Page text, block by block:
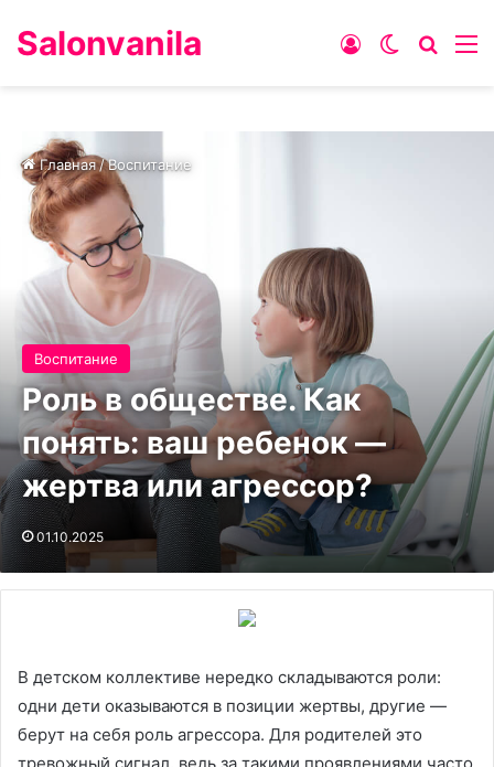
Salonvanila Switch skin
Войти
Главная/Воспитание
Воспитание
Роль в обществе. Как
понять: ваш ребенок —
жертва или агрессор?
01.10.2025
В детском коллективе нередко складываются роли:
одни дети оказываются в позиции жертвы, другие —
берут на себя роль агрессора. Для родителей это